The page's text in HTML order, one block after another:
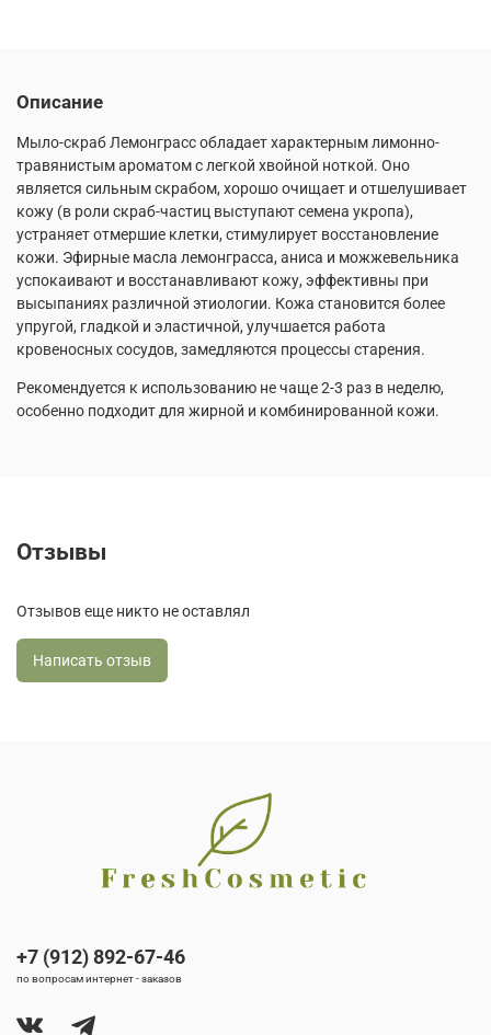
Описание
Мыло-скраб Лемонграсс обладает характерным лимонно-
травянистым ароматом с легкой хвойной ноткой. Оно
является сильным скрабом, хорошо очищает и отшелушивает
кожу (в роли скраб-частиц выступают семена укропа),
устраняет отмершие клетки, стимулирует восстановление
кожи. Эфирные масла лемонграсса, аниса и можжевельника
успокаивают и восстанавливают кожу, эффективны при
высыпаниях различной этиологии. Кожа становится более
упругой, гладкой и эластичной, улучшается работа
кровеносных сосудов, замедляются процессы старения.
Рекомендуется к использованию не чаще 2-3 раз в неделю,
особенно подходит для жирной и комбинированной кожи.
Отзывы
Отзывов еще никто не оставлял
Написать отзыв
+7 (912) 892-67-46
по вопросам интернет - заказов